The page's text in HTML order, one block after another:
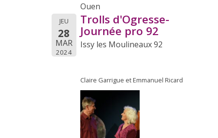
Ouen
JEU
28
MAR
2024
Trolls d'Ogresse-
Journée pro 92
Issy les Moulineaux 92
Claire Garrigue et Emmanuel Ricard